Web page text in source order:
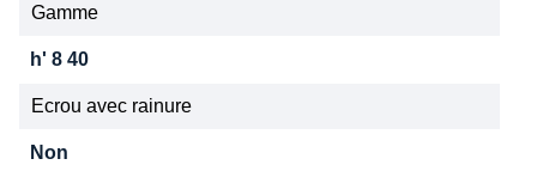
Gamme
h' 8 40
Ecrou avec rainure
Non